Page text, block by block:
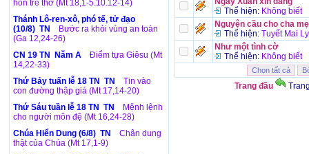
hồn trẻ thơ (Mt 18,1-5.10.12-14)
Thánh Lô-ren-xô, phó tế, tử đạo
(10/8) TN
Bước ra khỏi vùng an toàn
(Ga 12,24-26)
CN 19 TN Năm A
Điểm tựa Giêsu (Mt
14,22-33)
Thứ Bảy tuấn lễ 18 TN TN
Tin vào
con đường thập giá (Mt 17,14-20)
Thứ Sáu tuần lễ 18 TN TN
Mệnh lệnh
cho người môn đệ (Mt 16,24-28)
Chúa Hiển Dung (6/8) TN
Chân dung
thật của Chúa (Mt 17,1-9)
Thể hiện: Không biết
Nguyện cầu cho cha mẹ
Thể hiện: Tuyết Mai Ly
Như một tình cờ
Thể hiện: Không biết
Trang đầu